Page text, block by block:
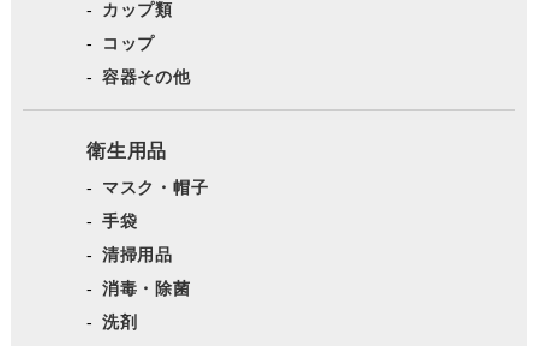
カップ類
コップ
容器その他
衛生用品
マスク・帽子
手袋
清掃用品
消毒・除菌
洗剤